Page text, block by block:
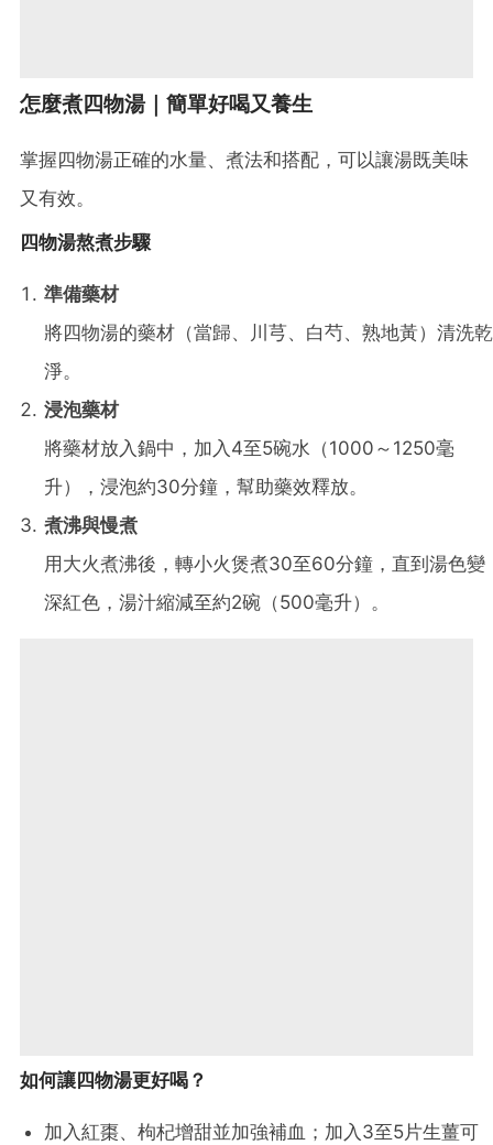
怎麼煮四物湯｜簡單好喝又養生
掌握四物湯正確的水量、煮法和搭配，可以讓湯既美味
又有效。
四物湯熬煮步驟
準備藥材
將四物湯的藥材（當歸、川芎、白芍、熟地黃）清洗乾
淨。
浸泡藥材
將藥材放入鍋中，加入4至5碗水（1000～1250毫
升），浸泡約30分鐘，幫助藥效釋放。
煮沸與慢煮
用大火煮沸後，轉小火煲煮30至60分鐘，直到湯色變
深紅色，湯汁縮減至約2碗（500毫升）。
如何讓四物湯更好喝？
加入紅棗、枸杞增甜並加強補血；加入3至5片生薑可